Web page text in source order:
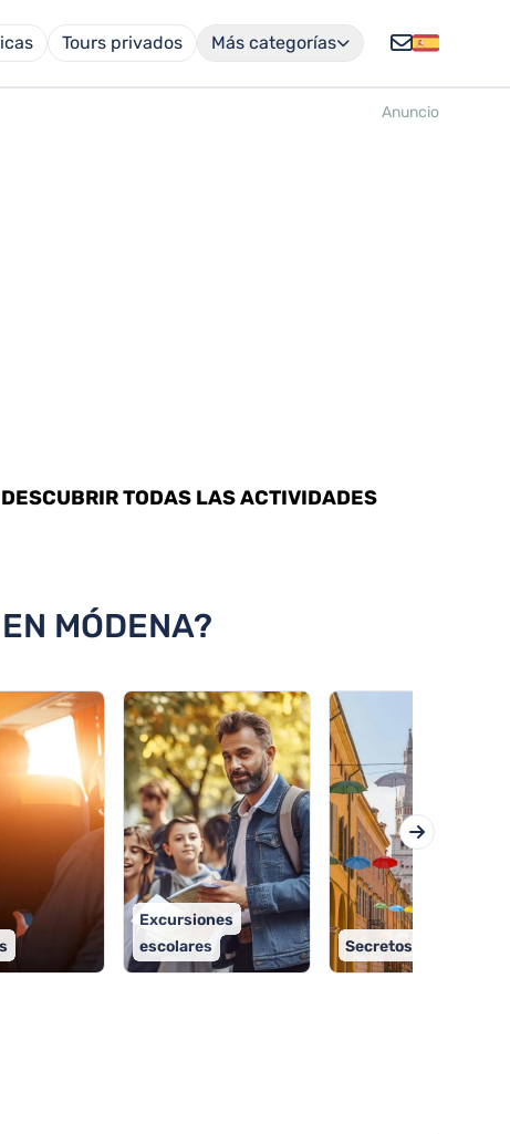
Tours privados Más categorías
Anuncio
DESCUBRIR TODAS LAS ACTIVIDADES
MÓDENA?
Excursiones
escolares
Secretos